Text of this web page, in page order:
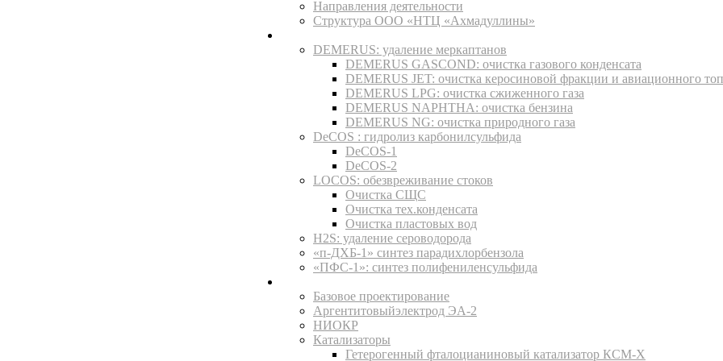
Направления деятельности
Структура ООО «НТЦ «Ахмадуллины»
DEMERUS: удаление меркаптанов
DEMERUS GASCOND: очистка газового конденсата
DEMERUS JET: очистка керосиновой фракции и авиационного
DEMERUS LPG: очистка сжиженного газа
DEMERUS NAPHTHA: очистка бензина
DEMERUS NG: очистка природного газа
DeCOS : гидролиз карбонилсульфида
DeCOS-1
DeCOS-2
LOCOS: обезвреживание стоков
Очистка СЩС
Очистка тех.конденсата
Очистка пластовых вод
H2S: удаление сероводорода
«п-ДХБ-1» синтез парадихлорбензола
«ПФС-1»: синтез полифениленсульфида
Базовое проектирование
Аргентитовыйэлектрод ЭА-2
НИОКР
Катализаторы
Гетерогенный фталоцианиновый катализатор КСМ-Х